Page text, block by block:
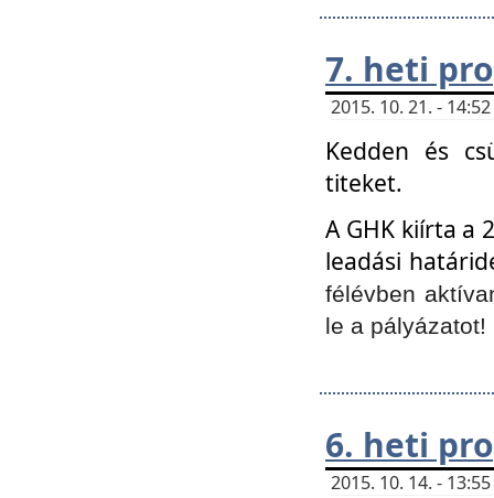
7. heti
2015. 10. 21. -
Kedden és
titeket.
A GHK kiírta a
leadási
félévben
le a pályázatot!
6. heti
2015. 10. 14. -